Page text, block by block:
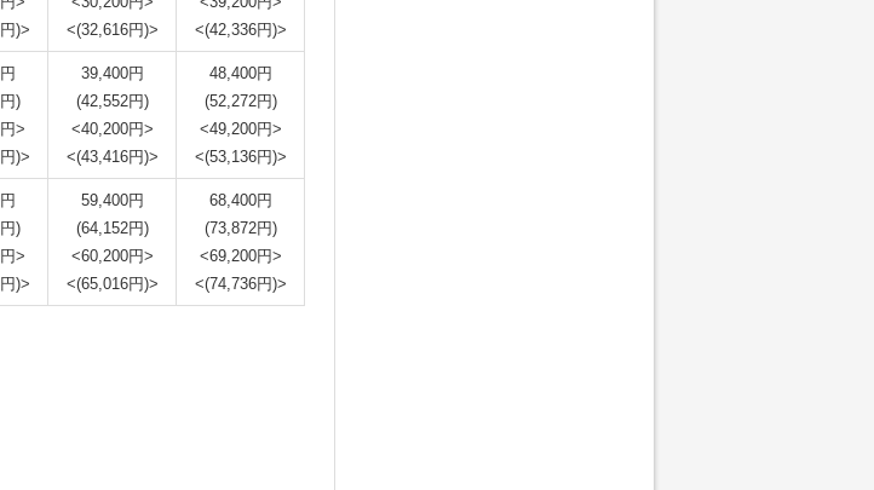
)>
<(32,616円)>
<(42,336円)>
)
>
)>
39,400円
(42,552円)
<40,200円>
<(43,416円)>
48,400円
(52,272円)
<49,200円>
<(53,136円)>
)
>
)>
59,400円
(64,152円)
<60,200円>
<(65,016円)>
68,400円
(73,872円)
<69,200円>
<(74,736円)>